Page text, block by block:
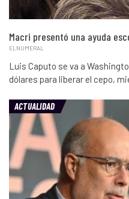
Macri presentó una ayuda
ELNUMERAL
Luis Caputo se va a
dólares para liberar el cepo,
ACTUALIDAD